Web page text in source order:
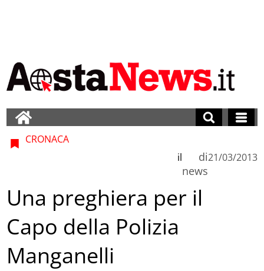
CRONACA
di
news
il 21/03/2013
Una preghiera per il
Capo della Polizia
Manganelli